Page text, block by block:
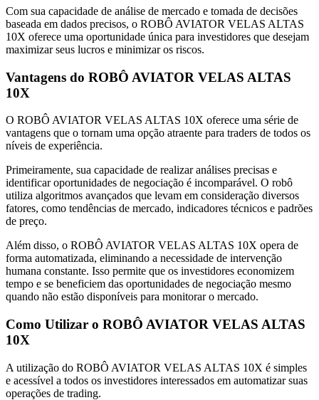
Com sua capacidade de análise de mercado e tomada de decisões
baseada em dados precisos, o ROBÔ AVIATOR VELAS ALTAS
10X oferece uma oportunidade única para investidores que desejam
maximizar seus lucros e minimizar os riscos.
Vantagens do ROBÔ AVIATOR VELAS ALTAS
10X
O ROBÔ AVIATOR VELAS ALTAS 10X oferece uma série de
vantagens que o tornam uma opção atraente para traders de todos os
níveis de experiência.
Primeiramente, sua capacidade de realizar análises precisas e
identificar oportunidades de negociação é incomparável. O robô
utiliza algoritmos avançados que levam em consideração diversos
fatores, como tendências de mercado, indicadores técnicos e padrões
de preço.
Além disso, o ROBÔ AVIATOR VELAS ALTAS 10X opera de
forma automatizada, eliminando a necessidade de intervenção
humana constante. Isso permite que os investidores economizem
tempo e se beneficiem das oportunidades de negociação mesmo
quando não estão disponíveis para monitorar o mercado.
Como Utilizar o ROBÔ AVIATOR VELAS ALTAS
10X
A utilização do ROBÔ AVIATOR VELAS ALTAS 10X é simples
e acessível a todos os investidores interessados em automatizar suas
operações de trading.